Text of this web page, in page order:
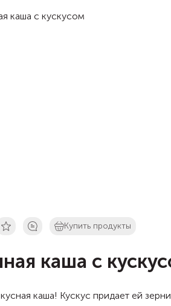
Купить продукты
каша с
каша! Кускус придает ей